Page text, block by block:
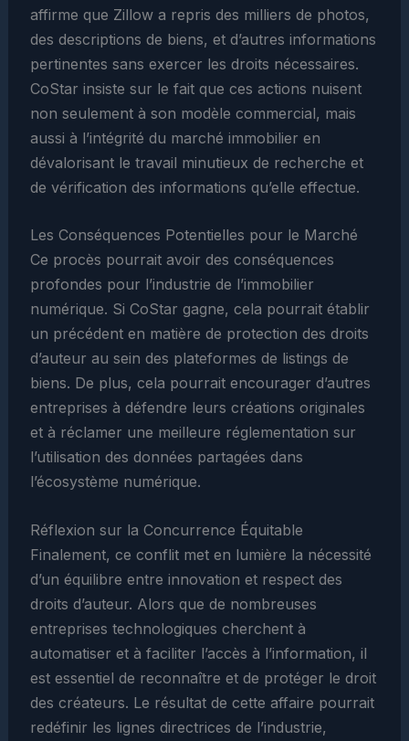
affirme que Zillow a repris des milliers de photos,
des descriptions de biens, et d’autres informations
pertinentes sans exercer les droits nécessaires.
CoStar insiste sur le fait que ces actions nuisent
non seulement à son modèle commercial, mais
aussi à l’intégrité du marché immobilier en
dévalorisant le travail minutieux de recherche et
de vérification des informations qu’elle effectue.
Les Conséquences Potentielles pour le Marché
Ce procès pourrait avoir des conséquences
profondes pour l’industrie de l’immobilier
numérique. Si CoStar gagne, cela pourrait établir
un précédent en matière de protection des droits
d’auteur au sein des plateformes de listings de
biens. De plus, cela pourrait encourager d’autres
entreprises à défendre leurs créations originales
et à réclamer une meilleure réglementation sur
l’utilisation des données partagées dans
l’écosystème numérique.
Réflexion sur la Concurrence Équitable
Finalement, ce conflit met en lumière la nécessité
d’un équilibre entre innovation et respect des
droits d’auteur. Alors que de nombreuses
entreprises technologiques cherchent à
automatiser et à faciliter l’accès à l’information, il
est essentiel de reconnaître et de protéger le droit
des créateurs. Le résultat de cette affaire pourrait
redéfinir les lignes directrices de l’industrie,